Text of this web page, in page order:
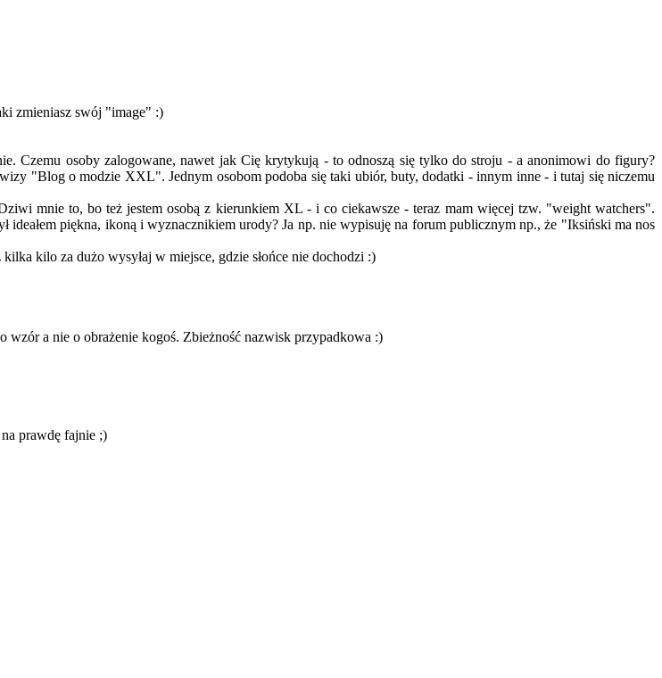
zmieniasz swój "image" :)
Czemu osoby zalogowane, nawet jak Cię krytykują - to odnoszą się tylko do stroju - a anonimowi do figury?
"Blog o modzie XXL". Jednym osobom podoba się taki ubiór, buty, dodatki - innym inne - i tutaj się niczemu
mnie to, bo też jestem osobą z kierunkiem XL - i co ciekawsze - teraz mam więcej tzw. "weight watchers".
piękna, ikoną i wyznacznikiem urody? Ja np. nie wypisuję na forum publicznym np., że "Iksiński ma nos
kilo za dużo wysyłaj w miejsce, gdzie słońce nie dochodzi :)
a nie o obrażenie kogoś. Zbieżność nazwisk przypadkowa :)
prawdę fajnie ;)